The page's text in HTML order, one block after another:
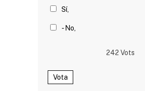
Sí,
- No,
242 Vots
Vota